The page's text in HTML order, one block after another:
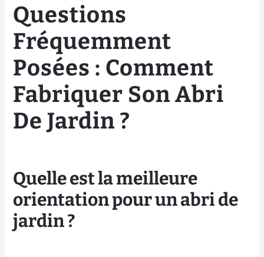
Questions
Fréquemment
Posées : Comment
Fabriquer Son Abri
De Jardin ?
Quelle est la meilleure
orientation pour un abri de
jardin ?